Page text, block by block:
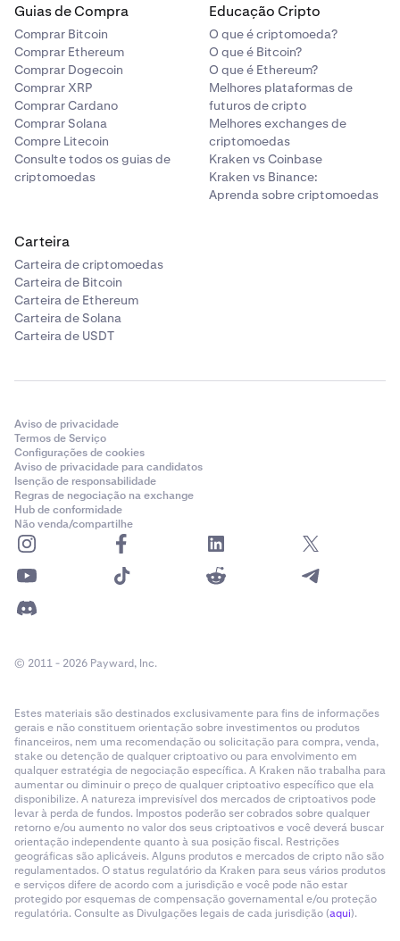
Guias de Compra
Comprar Bitcoin
Comprar Ethereum
Comprar Dogecoin
Comprar XRP
Comprar Cardano
Comprar Solana
Compre Litecoin
Consulte todos os guias de
criptomoedas
Educação Cripto
O que é criptomoeda?
O que é Bitcoin?
O que é Ethereum?
Melhores plataformas de
futuros de cripto
Melhores exchanges de
criptomoedas
Kraken vs Coinbase
Kraken vs Binance:
Aprenda sobre criptomoedas
Carteira
Carteira de criptomoedas
Carteira de Bitcoin
Carteira de Ethereum
Carteira de Solana
Carteira de USDT
Aviso de privacidade
Termos de Serviço
Configurações de cookies
Aviso de privacidade para candidatos
Isenção de responsabilidade
Regras de negociação na exchange
Hub de conformidade
Não venda/compartilhe
© 2011 - 2026 Payward, Inc.
Estes materiais são destinados exclusivamente para fins de informações
gerais e não constituem orientação sobre investimentos ou produtos
financeiros, nem uma recomendação ou solicitação para compra, venda,
stake ou detenção de qualquer criptoativo ou para envolvimento em
qualquer estratégia de negociação específica. A Kraken não trabalha para
aumentar ou diminuir o preço de qualquer criptoativo específico que ela
disponibilize. A natureza imprevisível dos mercados de criptoativos pode
levar à perda de fundos. Impostos poderão ser cobrados sobre qualquer
retorno e/ou aumento no valor dos seus criptoativos e você deverá buscar
orientação independente quanto à sua posição fiscal. Restrições
geográficas são aplicáveis. Alguns produtos e mercados de cripto não são
regulamentados. O status regulatório da Kraken para seus vários produtos
e serviços difere de acordo com a jurisdição e você pode não estar
protegido por esquemas de compensação governamental e/ou proteção
regulatória. Consulte as Divulgações legais de cada jurisdição (aqui).